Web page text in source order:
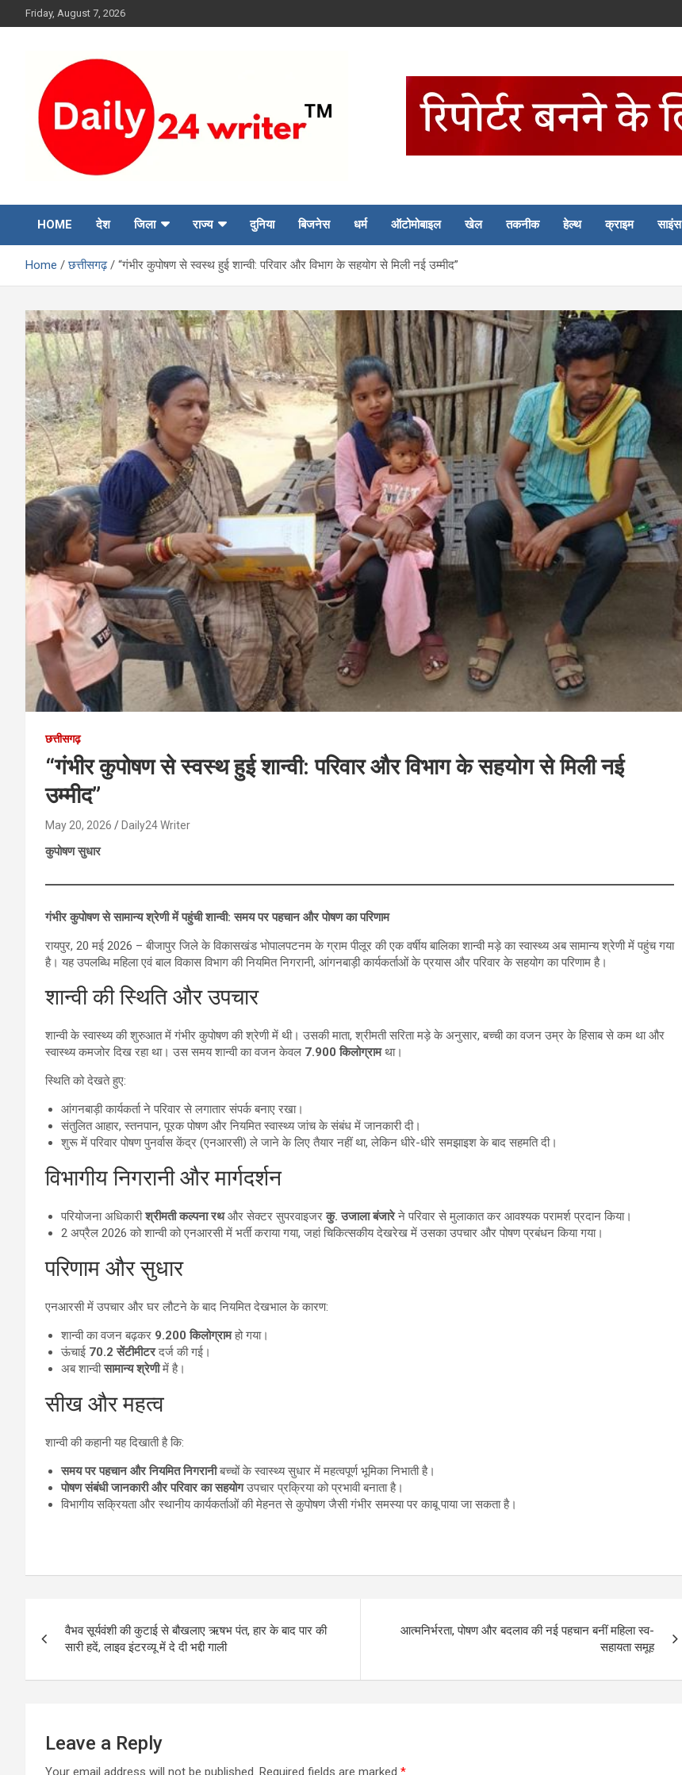
to
Friday, August 7, 2026
HOME देश जिला राज्य दुनिया बिजनेस धर्म ऑटोमोबाइल खेल तकनीक हेल्थ क्राइम साइंस
Home छत्तीसगढ़ “गंभीर कुपोषण से स्वस्थ हुई शान्वी: परिवार और विभाग के सहयोग से मिली नई उम्मीद”
छत्तीसगढ़
“गंभीर कुपोषण से स्वस्थ हुई शान्वी: परिवार और विभाग के सहयोग से मिली नई
उम्मीद”
May 20, 2026 Daily24 Writer
कुपोषण सुधार
गंभीर कुपोषण से सामान्य श्रेणी में पहुंची शान्वी: समय पर पहचान और पोषण का परिणाम
रायपुर, 20 मई 2026 – बीजापुर जिले के विकासखंड भोपालपटनम के ग्राम पीलूर की एक वर्षीय बालिका शान्वी मड़े का स्वास्थ्य अब सामान्य श्रेणी में पहुंच गया
है। यह उपलब्धि महिला एवं बाल विकास विभाग की नियमित निगरानी, आंगनबाड़ी कार्यकर्ताओं के प्रयास और परिवार के सहयोग का परिणाम है।
शान्वी की स्थिति और उपचार
शान्वी के स्वास्थ्य की शुरुआत में गंभीर कुपोषण की श्रेणी में थी। उसकी माता, श्रीमती सरिता मड़े के अनुसार, बच्ची का वजन उम्र के हिसाब से कम था और
स्वास्थ्य कमजोर दिख रहा था। उस समय शान्वी का वजन केवल 7.900 किलोग्रामथा।
स्थिति को देखते हुए:
आंगनबाड़ी कार्यकर्ता ने परिवार से लगातार संपर्क बनाए रखा।
संतुलित आहार, स्तनपान, पूरक पोषण और नियमित स्वास्थ्य जांच के संबंध में जानकारी दी।
शुरू में परिवार पोषण पुनर्वास केंद्र (एनआरसी) ले जाने के लिए तैयार नहीं था, लेकिन धीरे-धीरे समझाइश के बाद सहमति दी।
विभागीय निगरानी और मार्गदर्शन
परियोजना अधिकारीश्रीमती कल्पना रथऔर सेक्टर सुपरवाइजरकु. उजाला बंजारेने परिवार से मुलाकात कर आवश्यक परामर्श प्रदान किया।
2 अप्रैल 2026 को शान्वी को एनआरसी में भर्ती कराया गया, जहां चिकित्सकीय देखरेख में उसका उपचार और पोषण प्रबंधन किया गया।
परिणाम और सुधार
एनआरसी में उपचार और घर लौटने के बाद नियमित देखभाल के कारण:
शान्वी का वजन बढ़कर 9.200 किलोग्रामहो गया।
ऊंचाई 70.2 सेंटीमीटरदर्ज की गई।
अब शान्वीसामान्य श्रेणीमें है।
सीख और महत्व
शान्वी की कहानी यह दिखाती है कि:
समय पर पहचान और नियमित निगरानीबच्चों के स्वास्थ्य सुधार में महत्वपूर्ण भूमिका निभाती है।
पोषण संबंधी जानकारी और परिवार का सहयोगउपचार प्रक्रिया को प्रभावी बनाता है।
विभागीय सक्रियता और स्थानीय कार्यकर्ताओं की मेहनत से कुपोषण जैसी गंभीर समस्या पर काबू पाया जा सकता है।
navigation
वैभव सूर्यवंशी की कुटाई से बौखलाए ऋषभ पंत, हार के बाद पार की
सारी हदें, लाइव इंटरव्यू में दे दी भद्दी गाली
आत्मनिर्भरता, पोषण और बदलाव की नई पहचान बनीं महिला स्व-
सहायता समूह
Leave a Reply
Your email address will not be published. Required fields are marked *